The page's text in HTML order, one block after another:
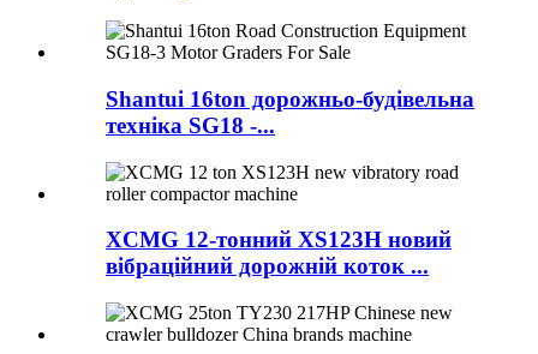
Shantui 16ton дорожньо-будівельна
техніка SG18 -...
XCMG 12-тонний XS123H новий
вібраційний дорожній коток ...